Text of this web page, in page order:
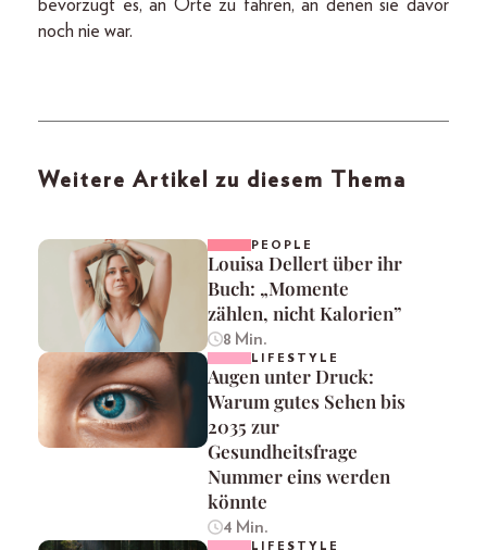
bevorzugt es, an Orte zu fahren, an denen sie davor
noch nie war.
Weitere Artikel zu diesem Thema
PEOPLE
Louisa Dellert über ihr
Buch: „Momente
zählen, nicht Kalorien”
8 Min.
LIFESTYLE
Augen unter Druck:
Warum gutes Sehen bis
2035 zur
Gesundheitsfrage
Nummer eins werden
könnte
4 Min.
LIFESTYLE